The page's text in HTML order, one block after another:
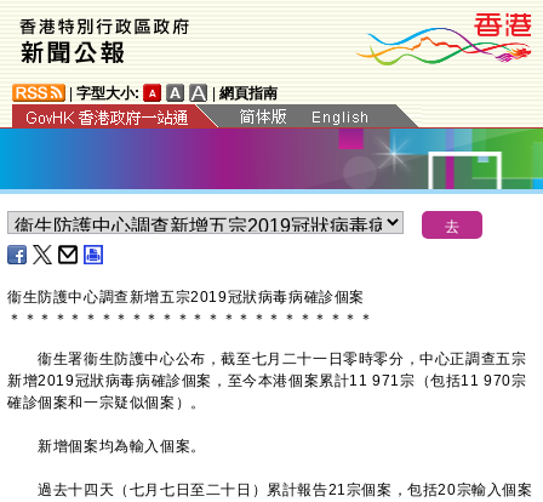
字型大小: 網頁指南
衞生防護中心調查新增五宗2019冠狀病毒病確診個案
＊ ＊ ＊ ＊ ＊ ＊ ＊ ＊ ＊ ＊ ＊ ＊ ＊ ＊ ＊ ＊ ＊ ＊ ＊ ＊ ＊ ＊ ＊ ＊
衞生署衞生防護中心公布，截至七月二十一日零時零分，中心正調查五宗
新增2019冠狀病毒病確診個案，至今本港個案累計11 971宗（包括11 970宗
確診個案和一宗疑似個案）。
新增個案均為輸入個案。
過去十四天（七月七日至二十日）累計報告21宗個案，包括20宗輸入個案